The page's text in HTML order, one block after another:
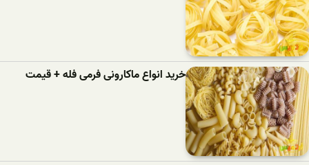
خرید انواع ماکارونی فرمی فله + قیمت